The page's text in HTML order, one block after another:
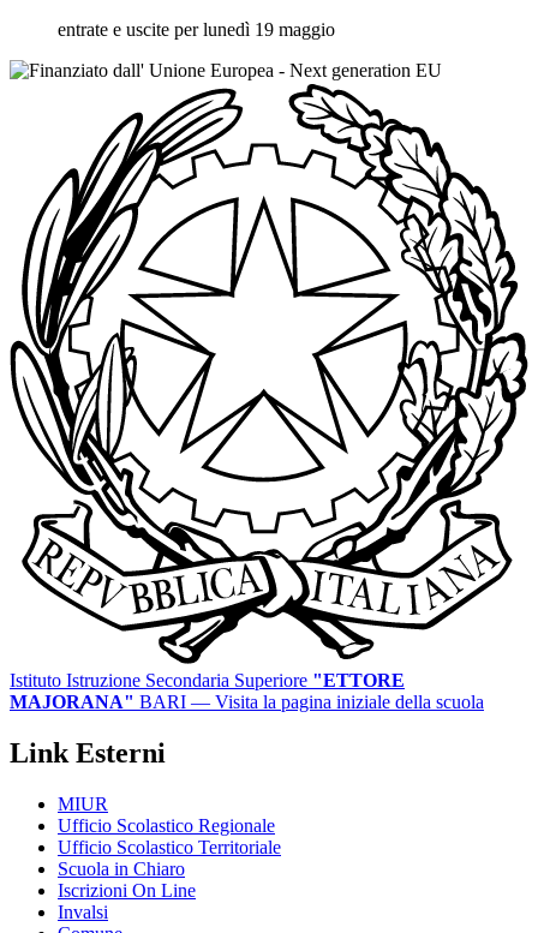
entrate e uscite per lunedì 19 maggio
Istituto Istruzione Secondaria Superiore "ETTORE
MAJORANA" BARI — Visita la pagina iniziale della scuola
Link Esterni
MIUR
Ufficio Scolastico Regionale
Ufficio Scolastico Territoriale
Scuola in Chiaro
Iscrizioni On Line
Invalsi